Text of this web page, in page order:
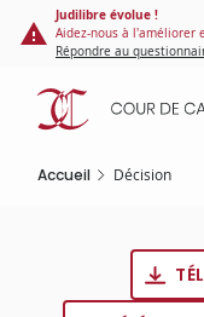
Panneau de gestion des
contenu
principal
Judilibre évolue !
Aidez-nous à l'améliorer
Répondre au
Accueil Décision